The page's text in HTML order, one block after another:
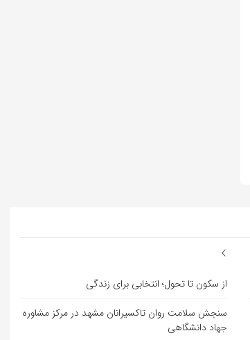
از سکون تا تحول؛ انتخابی برای زندگی
سنجش سلامت روان تاکسیرانان مشهد در مرکز مشاوره
جهاد دانشگاهی